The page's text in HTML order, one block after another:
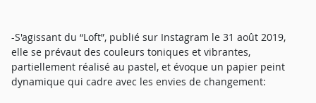
-S'agissant du “Loft”, publié sur Instagram le 31 août 2019,
elle se prévaut des couleurs toniques et vibrantes,
partiellement réalisé au pastel, et évoque un papier peint
dynamique qui cadre avec les envies de changement: